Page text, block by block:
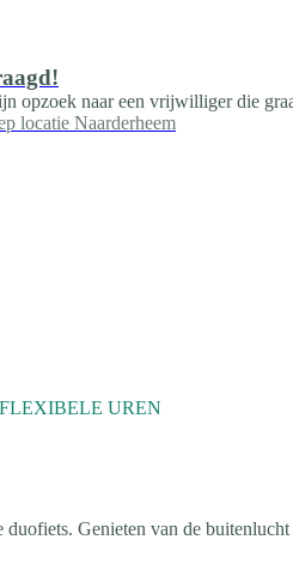
opzoek naar een vrijwilliger die
locatie Naarderheem
UREN
Genieten van de